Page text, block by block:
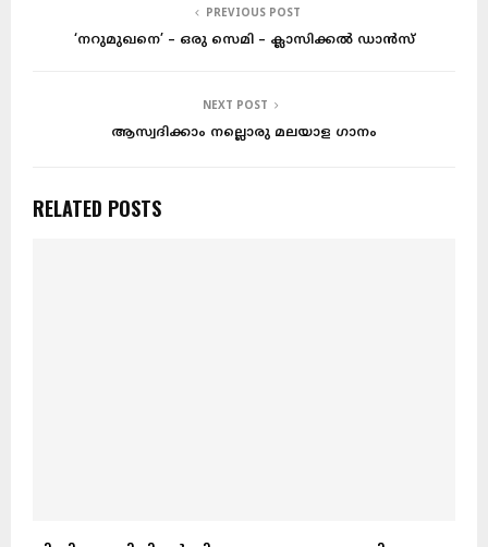
PREVIOUS POST
‘നറുമുഖനെ’ – ഒരു സെമി – ക്ലാസിക്കൽ ഡാൻസ്
NEXT POST
ആസ്വദിക്കാം നല്ലൊരു മലയാള ഗാനം
RELATED POSTS